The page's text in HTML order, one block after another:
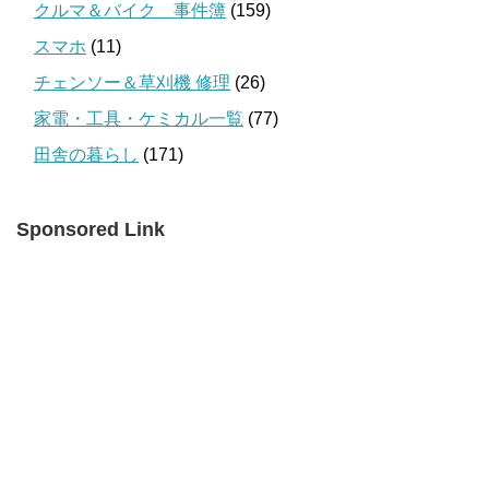
クルマ＆バイク 事件簿 (159)
スマホ (11)
チェンソー＆草刈機 修理 (26)
家電・工具・ケミカル一覧 (77)
田舎の暮らし (171)
Sponsored Link